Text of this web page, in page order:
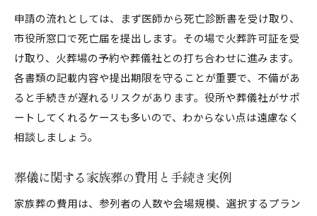
申請の流れとしては、まず医師から死亡診断書を受け取り、
市役所窓口で死亡届を提出します。その場で火葬許可証を受
け取り、火葬場の予約や葬儀社との打ち合わせに進みます。
各書類の記載内容や提出期限を守ることが重要で、不備があ
ると手続きが遅れるリスクがあります。役所や葬儀社がサポ
ートしてくれるケースも多いので、わからない点は遠慮なく
相談しましょう。
葬儀に関する家族葬の費用と手続き実例
家族葬の費用は、参列者の人数や会場規模、選択するプラン